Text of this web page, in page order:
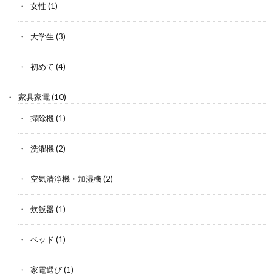
女性 (1)
大学生 (3)
初めて (4)
家具家電(10)
掃除機(1)
洗濯機(2)
空気清浄機・加湿機(2)
炊飯器 (1)
ベッド (1)
家電選び(1)